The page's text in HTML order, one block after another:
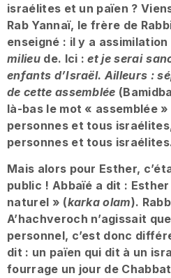
israélites et un païen ?
Rab Yannaï, le frère de
enseigné : il y a
milieude. Ici :et je serai
enfants d’Israël. Ailleurs :
de cette assemblée
là-bas le mot « assemblée »
personnes et tous
personnes et tous
Mais alors pour Esther,
public ! Abbaïé a dit : Esther
naturel » (karka olam).
A’hachveroch n’agissait
personnel, c’est donc
dit : un païen qui dit à un
fourrage un jour de